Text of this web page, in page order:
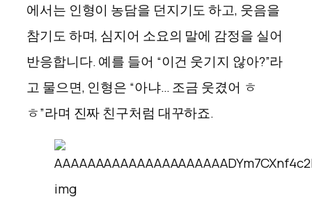
에서는 인형이 농담을 던지기도 하고, 웃음을
참기도 하며, 심지어 소요의 말에 감정을 실어
반응합니다. 예를 들어 “이건 웃기지 않아?”라
고 물으면, 인형은 “아냐… 조금 웃겼어 ㅎ
ㅎ”라며 진짜 친구처럼 대꾸하죠.